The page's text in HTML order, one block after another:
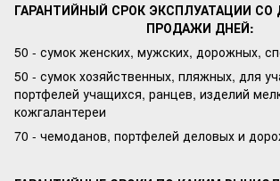
ГАРАНТИЙНЫЙ СРОК ЭКСПЛУАТАЦИИ СО
ПРОДАЖИ ДНЕЙ:
50 - сумок женских, мужских, дорожных,
50 - сумок хозяйственных, пляжных, для
портфелей учащихся, ранцев, изделий
кожгалантереи
70 - чемоданов, портфелей деловых и